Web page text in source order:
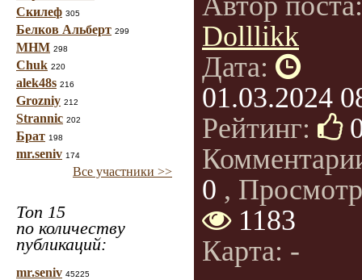
Скилеф 305
Белков Альберт 299
МНМ 298
Chuk 220
alek48s 216
Grozniy 212
Strannic 202
Брат 198
mr.seniv 174
Все участники >>
Топ 15
по количеству
публикаций:
mr.seniv 45225
Dolllikk
Дата:
01.03.2024
Рейтинг:
0 ,
1183
Карта: -